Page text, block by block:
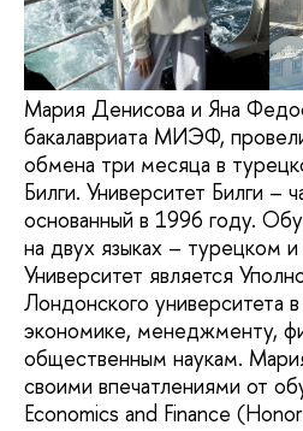
Мария Денисова и Яна
бакалавриата МИЭФ,
обмена три месяца в
Билги. Университет Билги –
основанный в 1996 году.
на двух языках – турецком и
Университет является
Лондонского университета
экономике, менеджменту,
общественным наукам.
своими впечатлениями от
Economics and Finance